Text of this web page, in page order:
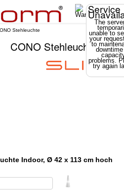
Service
The
unable to
your
to
problems.
try again
Stehleuchte
CONO Stehleuchte
Indoor, Ø 42 x 113 cm hoch